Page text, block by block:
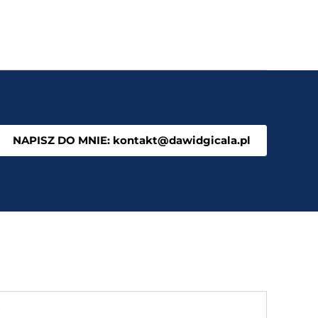
NAPISZ DO MNIE: kontakt@dawidgicala.pl